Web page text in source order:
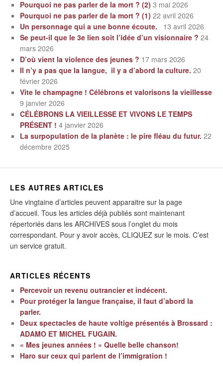
Pourquoi ne pas parler de la mort ? (2) 3 mai 2026
Pourquoi ne pas parler de la mort ? (1) 22 avril 2026
Un personnage qui a une bonne écoute.
13 avril 2026
Se peut-il que le 3e lien soit l’idée d’un visionnaire ? 24
mars 2026
D’où vient la violence des jeunes ? 17 mars 2026
Il n’y a pas que la langue, il y a d’abord la culture. 20
février 2026
Vite le champagne ! Célébrons et valorisons la vieillesse
9 janvier 2026
CÉLÉBRONS LA VIEILLESSE ET VIVONS LE TEMPS
PRÉSENT ! 4 janvier 2026
La surpopulation de la planète : le pire fléau du futur. 22
décembre 2025
LES AUTRES ARTICLES
Une vingtaine d’articles peuvent apparaitre sur la page
d’accueil. Tous les articles déjà publiés sont maintenant
répertoriés dans les ARCHIVES sous l’onglet du mois
correspondant. Pour y avoir accès, CLIQUEZ sur le mois. C’est
un service gratuit.
ARTICLES RÉCENTS
Percevoir un revenu outrancier et indécent.
Pour protéger la langue française, il faut d’abord la
parler.
Deux spectacles de haute voltige présentés à Brossard :
ADAMO ET MICHEL FUGAIN.
« Mes jeunes années ! » Quelle belle chanson!
Haro sur ceux qui parlent de l’immigration !